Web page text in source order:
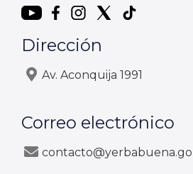
Dirección
Av. Aconquija 1991
Correo electrónico